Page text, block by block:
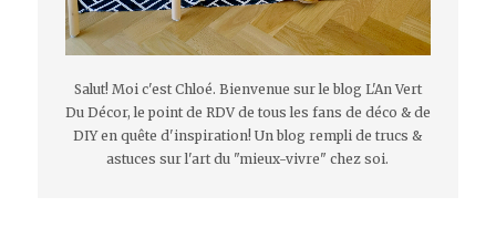
Salut! Moi c'est Chloé. Bienvenue sur le blog L'An Vert
Du Décor, le point de RDV de tous les fans de déco & de
DIY en quête d'inspiration! Un blog rempli de trucs &
astuces sur l'art du "mieux-vivre" chez soi.